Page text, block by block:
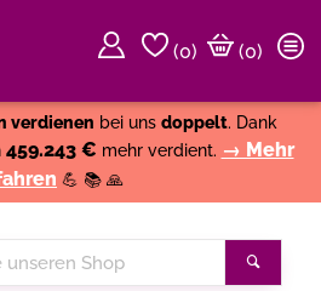
(0)
(0)
verdienen bei uns doppelt. Dank
459.243 € mehr verdient. → Mehr
💪 📚 🙏